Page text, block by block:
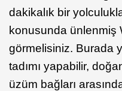
dakikalık bir
konusunda ünlenmiş
görmelisiniz. Burada
tadımı yapabilir,
üzüm bağları